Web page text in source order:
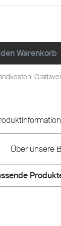
Warenkorb
Über unsere